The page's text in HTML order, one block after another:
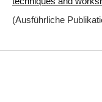
(Ausführliche